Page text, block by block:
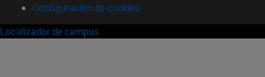
Configuración de cookies
Localizador de campus